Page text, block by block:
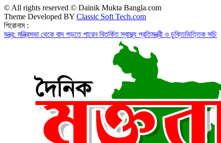
© All rights reserved © Dainik Mukta Bangla.com
Theme Developed BY Classic Soft Tech.com
শিরোনাম :
থেকে বাদ পড়তে পারেন বিতর্কিত স্বাস্থ্য প্রতিমন্ত্রী ও চুক্তিভিত্তিক সচিব!রাজস্ব